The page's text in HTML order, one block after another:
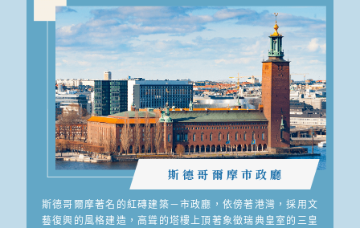
斯德哥爾摩市政廳
斯德哥爾摩著名的紅磚建築－市政廳，依傍著港灣，採用文
藝復興的風格建造，高聳的塔樓上頂著象徵瑞典皇室的三皇